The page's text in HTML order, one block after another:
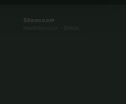
Showroom
Hoofdkantoor - Breda